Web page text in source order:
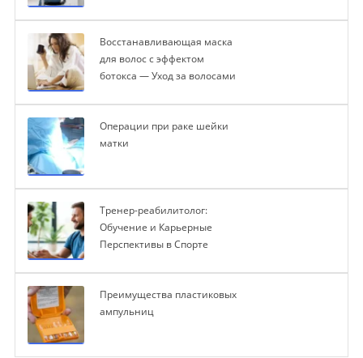
Восстанавливающая маска
для волос с эффектом
ботокса — Уход за волосами
Операции при раке шейки
матки
Тренер-реабилитолог:
Обучение и Карьерные
Перспективы в Спорте
Преимущества пластиковых
ампульниц